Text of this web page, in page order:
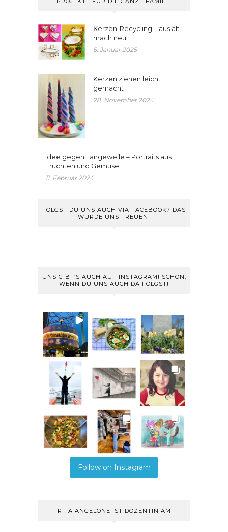
Kerzen-Recycling – aus alt
mach neu!
5. Januar 2025
Kerzen ziehen leicht
gemacht
28. November 2024
Idee gegen Langeweile – Portraits aus
Früchten und Gemüse
11. Februar 2024
FOLGST DU UNS AUCH VIA FACEBOOK? DAS
WÜRDE UNS FREUEN!
UNS GIBT’S AUCH AUF INSTAGRAM! SCHÖN,
WENN DU UNS AUCH DA FOLGST!
Follow on Instagram
RITA ANGELONE IST DOZENTIN AM